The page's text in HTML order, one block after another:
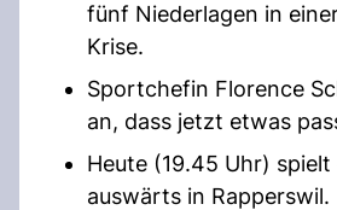
fünf Niederlagen in
Krise.
Sportchefin Florence
an, dass jetzt etwas
Heute (19.45 Uhr) spielt
auswärts in Rapperswil.